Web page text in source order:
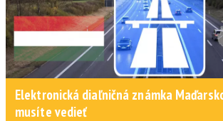
Elektronická diaľničná známka
musíte vedieť